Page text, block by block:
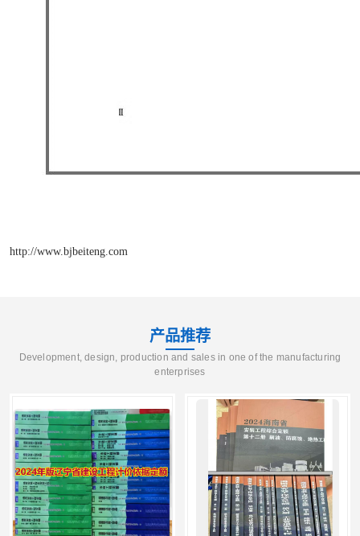
http://www.bjbeiteng.com
产品推荐
Development, design, production and sales in one of the manufacturing
enterprises